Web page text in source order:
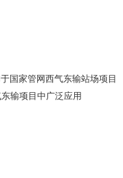
国家管网西气东输站场项目
输项目中广泛应用